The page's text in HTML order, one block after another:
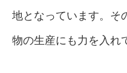
地となっています。そ
物の生産にも力を入れ